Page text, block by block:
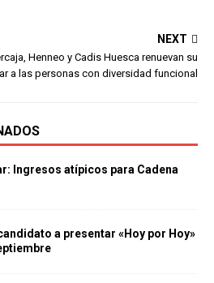
NEXT
Henneo y Cadis Huesca renuevan su
a las personas con diversidad funcional
Ingresos atípicos para Cadena
a presentar «Hoy por Hoy»